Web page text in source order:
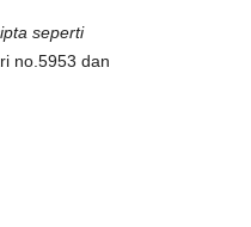
seperti
no.5953 dan